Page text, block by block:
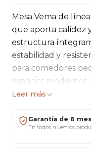
Mesa Vema de
que aporta calidez
estructura
estabilidad y
para comedores
espacios
atemporal.
Materiales y
Cubierta MDF
Leer más
Garantía de 6
En todos nuestros